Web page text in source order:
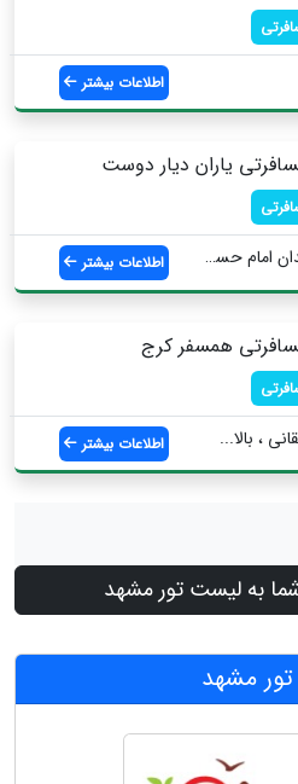
اطلاعات بیشتر
یاران دیار دوست
امام حسی... اطلاعات بیشتر
همسفر کرج
، بالا... اطلاعات بیشتر
به لیست تور مشهد
مشهد